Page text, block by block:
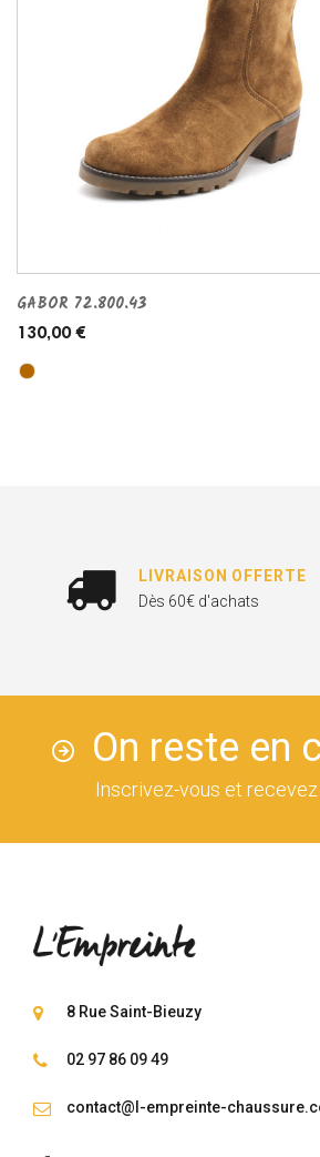
GABOR 72.800.43
130,00 €
LIVRAISON OFFERTE
Dès 60€ d'achats
On reste en
Inscrivez-vous et
8 Rue Saint-Bieuzy
02 97 86 09 49
contact@l-empreinte-